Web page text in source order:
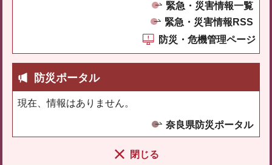
緊急・災害情報一覧
緊急・災害情報RSS
防災・危機管理ページ
防災ポータル
現在、情報はありません。
奈良県防災ポータル
閉じる